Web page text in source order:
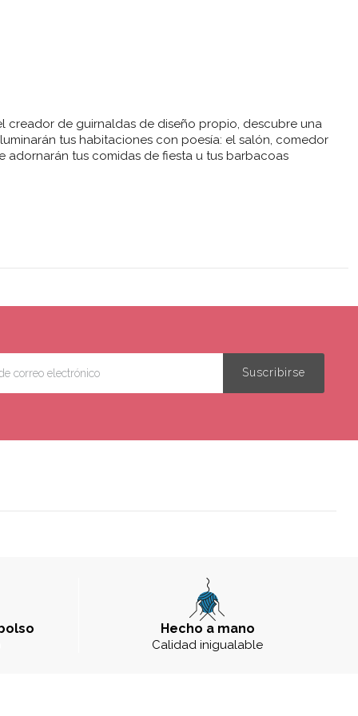
creador de guirnaldas de diseño propio, descubre una
tus habitaciones con poesía: el salón, comedor
adornarán tus comidas de fiesta u tus barbacoas
Hecho a mano
Calidad inigualable